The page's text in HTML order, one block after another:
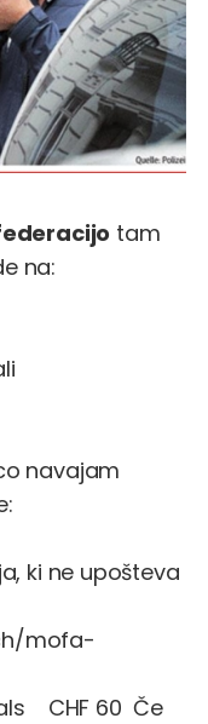
tam
na:
navajam
ki ne upošteva
mofa-
CHF 60 Če